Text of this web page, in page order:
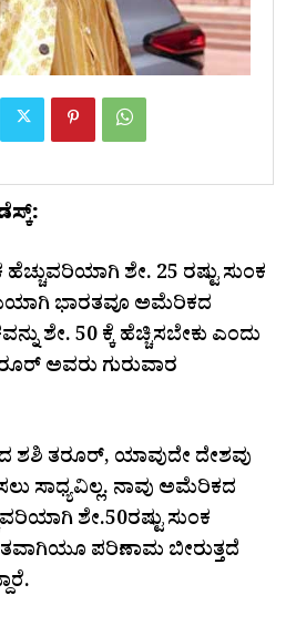
ಶೇ. 25 ರಷ್ಟು ಸುಂಕ
ಭಾರತವೂ ಅಮೆರಿಕದ
ಶೇ. 50 ಕ್ಕೆ ಹೆಚ್ಚಿಸಬೇಕು ಎಂದು
ಅವರು ಗುರುವಾರ
ಶಶಿ ತರೂರ್, ಯಾವುದೇ ದೇಶವು
ಸಾಧ್ಯವಿಲ್ಲ. ನಾವು ಅಮೆರಿಕದ
ಶೇ.50ರಷ್ಟು ಸುಂಕ
ಪರಿಣಾಮ ಬೀರುತ್ತದೆ